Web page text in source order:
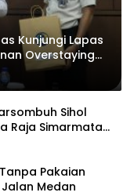
Kunjungi Lapas
Overstaying
Baru
Sihol
Raja Simarmata
Pakaian
Medan